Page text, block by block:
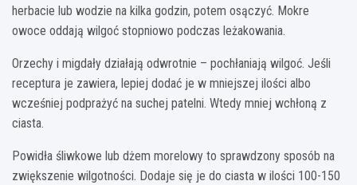
herbacie lub wodzie na kilka godzin, potem osączyć. Mokre
owoce oddają wilgoć stopniowo podczas leżakowania.
Orzechy i migdały działają odwrotnie – pochłaniają wilgoć. Jeśli
receptura je zawiera, lepiej dodać je w mniejszej ilości albo
wcześniej podprażyć na suchej patelni. Wtedy mniej wchłoną z
ciasta.
Powidła śliwkowe lub dżem morelowy to sprawdzony sposób na
zwiększenie wilgotności. Dodaje się je do ciasta w ilości 100-150